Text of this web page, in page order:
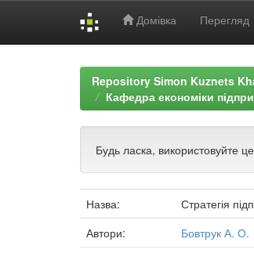
Домівка Перегляд
Repository Simon Kuznets
Кафедра економіки
Будь ласка, використовуйте
Назва:
Стратегія
Автори:
Бовтрук А. О.